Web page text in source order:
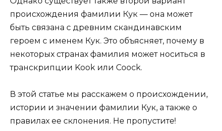
происхождения фамилии Кук — она может
быть связана с древним скандинавским
героем с именем Кук. Это объясняет, почему в
некоторых странах фамилия может носиться в
транскрипции Kook или Coock.
В этой статье мы расскажем о происхождении,
истории и значении фамилии Кук, а также о
правилах ее склонения. Не пропустите!